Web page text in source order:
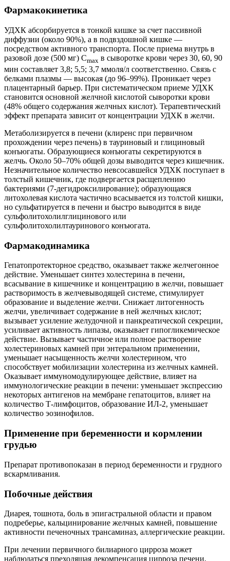
Фармакокинетика
УДХК абсорбируется в тонкой кишке за счет пассивной
диффузии (около 90%), а в подвздошной кишке —
посредством активного транспорта. После приема внутрь в
разовой дозе (500 мг) Cmax в сыворотке крови через 30, 60, 90
мин составляет 3,8; 5,5; 3,7 ммоля/л соответственно. Связь с
белками плазмы — высокая (до 96–99%). Проникает через
плацентарный барьер. При систематическом приеме УДХК
становится основной желчной кислотой сыворотки крови
(48% общего содержания желчных кислот). Терапевтический
эффект препарата зависит от концентрации УДХК в желчи.
Метаболизируется в печени (клиренс при первичном
прохождении через печень) в тауриновый и глициновый
конъюгаты. Образующиеся конъюгаты секретируются в
желчь. Около 50–70% общей дозы выводится через кишечник.
Незначительное количество невсосавшейся УДХК поступает в
толстый кишечник, где подвергается расщеплению
бактериями (7-дегидроксилирование); образующаяся
литохолевая кислота частично всасывается из толстой кишки,
но сульфатируется в печени и быстро выводится в виде
сульфолитохолилглицинового или
сульфолитохолилтауринового конъюгата.
Фармакодинамика
Гепатопротекторное средство, оказывает также желчегонное
действие. Уменьшает синтез холестерина в печени,
всасывание в кишечнике и концентрацию в желчи, повышает
растворимость в желчевыводящей системе, стимулирует
образование и выделение желчи. Снижает литогенность
желчи, увеличивает содержание в ней желчных кислот;
вызывает усиление желудочной и панкреатической секреции,
усиливает активность липазы, оказывает гипогликемическое
действие. Вызывает частичное или полное растворение
холестериновых камней при энтеральном применении,
уменьшает насыщенность желчи холестерином, что
способствует мобилизации холестерина из желчных камней.
Оказывает иммуномодулирующее действие, влияет на
иммунологические реакции в печени: уменьшает экспрессию
некоторых антигенов на мембране гепатоцитов, влияет на
количество Т-лимфоцитов, образование ИЛ-2, уменьшает
количество эозинофилов.
Применение при беременности и кормлении
грудью
Препарат противопоказан в период беременности и грудного
вскармливания.
Побочные действия
Диарея, тошнота, боль в эпигастральной области и правом
подреберье, кальцинирование желчных камней, повышение
активности печеночных трансаминаз, аллергические реакции.
При лечении первичного билиарного цирроза может
наблюдаться преходящая декомпенсация цирроза печени,